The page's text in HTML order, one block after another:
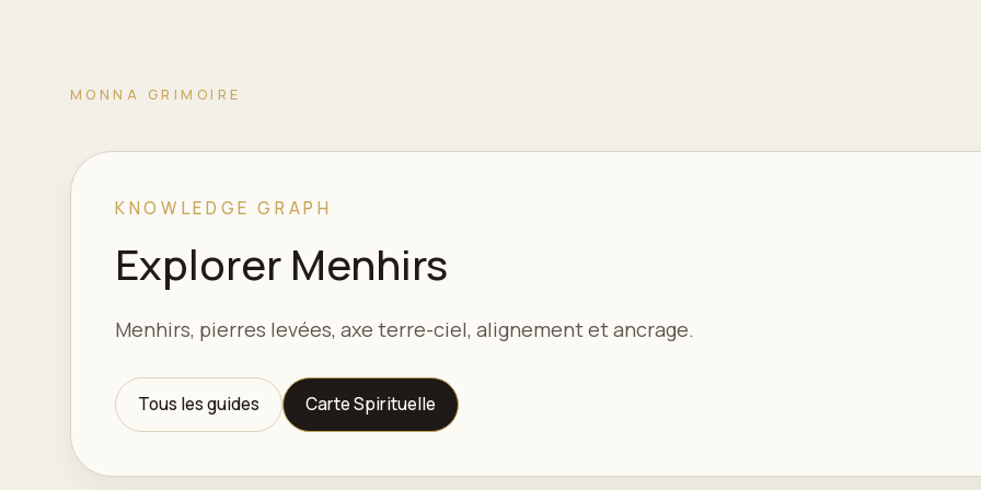
MONNA GRIMOIRE
KNOWLEDGE GRAPH
Explorer Menhirs
Menhirs, pierres levées, axe terre-ciel, alignement et ancrage.
Tous les guides Carte Spirituelle